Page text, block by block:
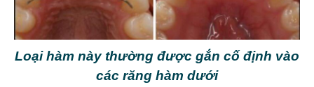
Loại hàm này thường được gắn cố định vào
các răng hàm dưới